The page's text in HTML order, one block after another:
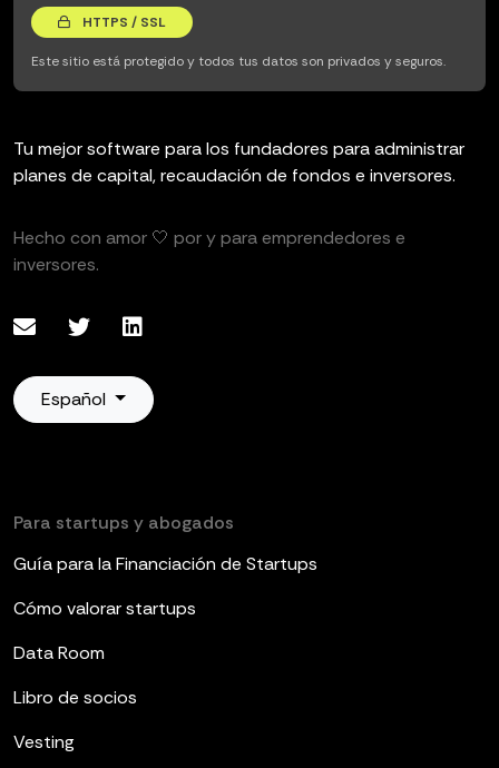
HTTPS / SSL
Este sitio está protegido y todos tus datos son privados y seguros.
Tu mejor software para los fundadores para administrar
planes de capital, recaudación de fondos e inversores.
Hecho con amor 🤍 por y para emprendedores e
inversores.
Español
Para startups y abogados
Guía para la Financiación de Startups
Cómo valorar startups
Data Room
Libro de socios
Vesting